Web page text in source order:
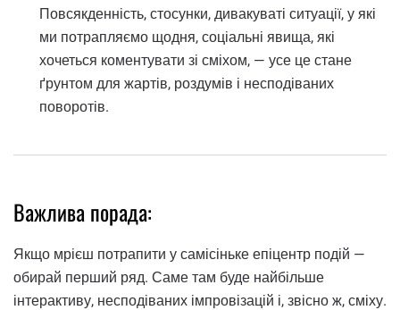
Повсякденність, стосунки, дивакуваті ситуації, у які
ми потрапляємо щодня, соціальні явища, які
хочеться коментувати зі сміхом, — усе це стане
ґрунтом для жартів, роздумів і несподіваних
поворотів.
Важлива порада:
Якщо мрієш потрапити у самісіньке епіцентр подій —
обирай перший ряд. Саме там буде найбільше
інтерактиву, несподіваних імпровізацій і, звісно ж, сміху.